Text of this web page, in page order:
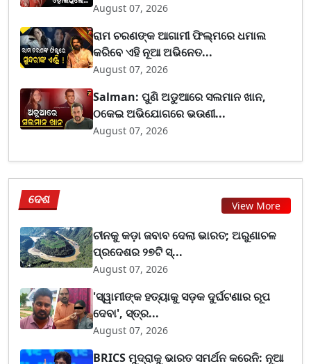
August 07, 2026
ରାମ ଚରଣଙ୍କ ଆଗାମୀ ଫିଲ୍ମରେ ଧମାଲ
କରିବେ ଏହି ନୂଆ ଅଭିନେତ...
August 07, 2026
Salman: ପୁଣି ଅଡୁଆରେ ସଲମାନ ଖାନ,
ଠକେଇ ଅଭିଯୋଗରେ ଭଉଣୀ...
August 07, 2026
ଦେଶ View More
ଚୀନକୁ କଡ଼ା ଜବାବ ଦେଲା ଭାରତ; ଅରୁଣାଚଳ
ପ୍ରଦେଶର ୨୭ଟି ସ୍...
August 07, 2026
'ସ୍ୱାମୀଙ୍କ ହତ୍ୟାକୁ ସଡ଼କ ଦୁର୍ଘଟଣାର ରୂପ
ଦେବା', ସ୍ତ୍ର...
August 07, 2026
BRICS ମୁଦ୍ରାକୁ ଭାରତ ସମର୍ଥନ କରେନି: ନୂଆ